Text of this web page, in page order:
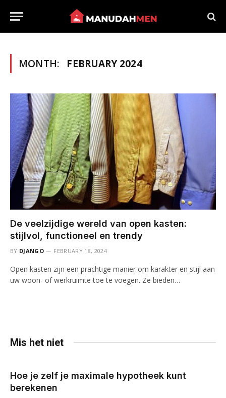
MONTH: FEBRUARY 2024
De veelzijdige wereld van open kasten:
stijlvol, functioneel en trendy
BY DJANGO FEBRUARY 18, 2024
Open kasten zijn een prachtige manier om karakter en stijl aan
uw woon- of werkruimte toe te voegen. Ze bieden…
Mis het niet
Hoe je zelf je maximale hypotheek kunt
berekenen